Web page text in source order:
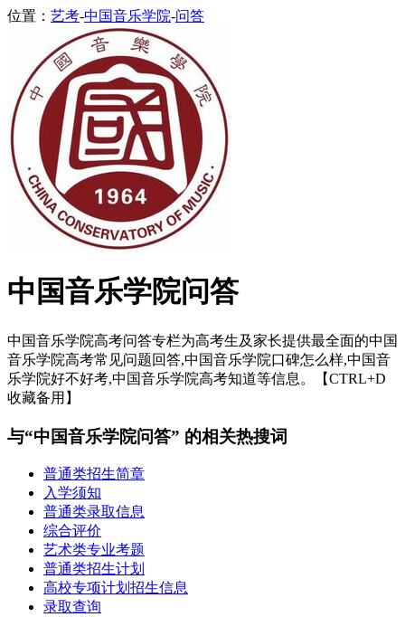
位置： 艺考-中国音乐学院-问答
中国音乐学院问答
中国音乐学院高考问答专栏为高考生及家长提供最全面的中国
音乐学院高考常见问题回答,中国音乐学院口碑怎么样,中国音
乐学院好不好考,中国音乐学院高考知道等信息。【CTRL+D
收藏备用】
与“中国音乐学院问答” 的相关热搜词
普通类招生简章
入学须知
普通类录取信息
综合评价
艺术类专业考题
普通类招生计划
高校专项计划招生信息
录取查询